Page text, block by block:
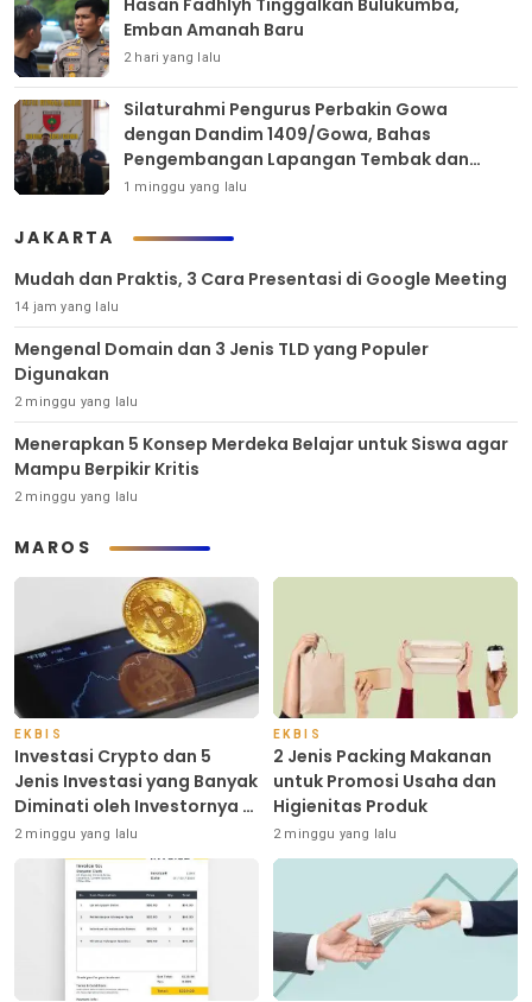
Emban Amanah Baru
2 hari yang lalu
Silaturahmi Pengurus Perbakin Gowa
dengan Dandim 1409/Gowa, Bahas
Pengembangan Lapangan Tembak dan
Pembinaan Atlet
1 minggu yang lalu
JAKARTA
Mudah dan Praktis, 3 Cara Presentasi di Google Meeting
14 jam yang lalu
Mengenal Domain dan 3 Jenis TLD yang Populer
Digunakan
2 minggu yang lalu
Menerapkan 5 Konsep Merdeka Belajar untuk Siswa agar
Mampu Berpikir Kritis
2 minggu yang lalu
MAROS
EKBIS
Investasi Crypto dan 5
Jenis Investasi yang Banyak
Diminati oleh Investornya di
Indonesia
2 minggu yang lalu
EKBIS
2 Jenis Packing Makanan
untuk Promosi Usaha dan
Higienitas Produk
2 minggu yang lalu